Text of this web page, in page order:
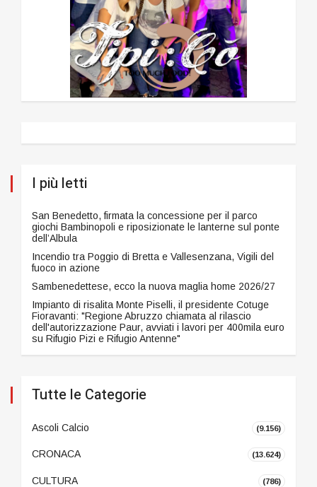
I più letti
San Benedetto, firmata la concessione per il parco
giochi Bambinopoli e riposizionate le lanterne sul ponte
dell’Albula
Incendio tra Poggio di Bretta e Vallesenzana, Vigili del
fuoco in azione
Sambenedettese, ecco la nuova maglia home 2026/27
Impianto di risalita Monte Piselli, il presidente Cotuge
Fioravanti: "Regione Abruzzo chiamata al rilascio
dell'autorizzazione Paur, avviati i lavori per 400mila euro
su Rifugio Pizi e Rifugio Antenne"
Tutte le Categorie
Ascoli Calcio (9.156)
CRONACA (13.624)
CULTURA (786)